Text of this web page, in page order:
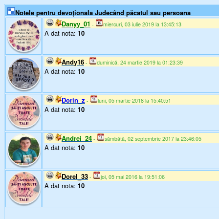
Notele pentru devoționala Judecȃnd păcatul sau persoana
Danyy_01 - miercuri, 03 iulie 2019 la 13:45:13
A dat nota: 10
Andy16 - duminică, 24 martie 2019 la 01:23:39
A dat nota: 10
Dorin_z - luni, 05 martie 2018 la 15:40:51
A dat nota: 10
Andrei_24 - sâmbătă, 02 septembrie 2017 la 23:46:05
A dat nota: 10
Dorel_33 - joi, 05 mai 2016 la 19:51:06
A dat nota: 10